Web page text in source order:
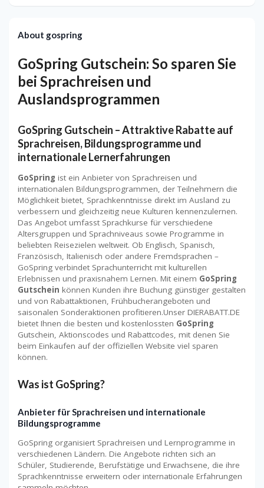
About gospring
GoSpring Gutschein: So sparen Sie
bei Sprachreisen und
Auslandsprogrammen
GoSpring Gutschein – Attraktive Rabatte auf
Sprachreisen, Bildungsprogramme und
internationale Lernerfahrungen
GoSpring ist ein Anbieter von Sprachreisen und
internationalen Bildungsprogrammen, der Teilnehmern die
Möglichkeit bietet, Sprachkenntnisse direkt im Ausland zu
verbessern und gleichzeitig neue Kulturen kennenzulernen.
Das Angebot umfasst Sprachkurse für verschiedene
Altersgruppen und Sprachniveaus sowie Programme in
beliebten Reisezielen weltweit. Ob Englisch, Spanisch,
Französisch, Italienisch oder andere Fremdsprachen –
GoSpring verbindet Sprachunterricht mit kulturellen
Erlebnissen und praxisnahem Lernen. Mit einem GoSpring
Gutschein können Kunden ihre Buchung günstiger gestalten
und von Rabattaktionen, Frühbucherangeboten und
saisonalen Sonderaktionen profitieren.Unser DIERABATT.DE
bietet Ihnen die besten und kostenlossten GoSpring
Gutschein, Aktionscodes und Rabattcodes, mit denen Sie
beim Einkaufen auf der offiziellen Website viel sparen
können.
Was ist GoSpring?
Anbieter für Sprachreisen und internationale
Bildungsprogramme
GoSpring organisiert Sprachreisen und Lernprogramme in
verschiedenen Ländern. Die Angebote richten sich an
Schüler, Studierende, Berufstätige und Erwachsene, die ihre
Sprachkenntnisse erweitern oder internationale Erfahrungen